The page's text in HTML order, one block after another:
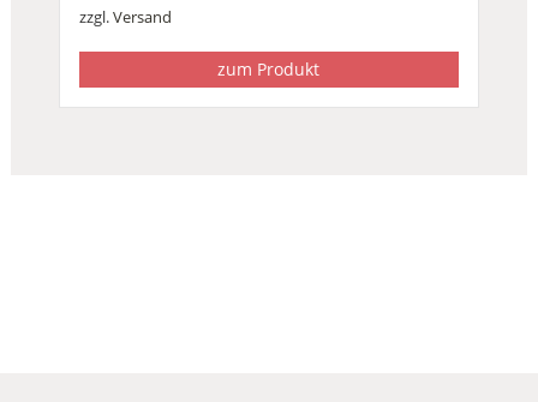
zzgl.Versand
zum Produkt